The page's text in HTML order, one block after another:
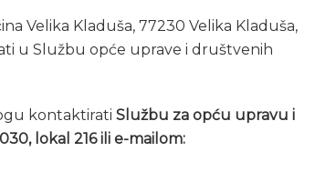
Velika Kladuša, 77230 Velika Kladuša,
u Službu opće uprave i društvenih
kontaktirati Službu za opću upravu i
lokal 216 ili e-mailom: